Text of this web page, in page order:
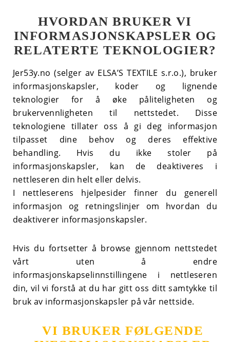
HVORDAN BRUKER VI
INFORMASJONSKAPSLER OG
RELATERTE TEKNOLOGIER?
Jer53y.no (selger av ELSA’S TEXTILE s.r.o.), bruker
informasjonskapsler, koder og lignende
teknologier for å øke påliteligheten og
brukervennligheten til nettstedet. Disse
teknologiene tillater oss å gi deg informasjon
tilpasset dine behov og deres effektive
behandling. Hvis du ikke stoler på
informasjonskapsler, kan de deaktiveres i
nettleseren din helt eller delvis.
I nettleserens hjelpesider finner du generell
informasjon og retningslinjer om hvordan du
deaktiverer informasjonskapsler.
Hvis du fortsetter å browse gjennom nettstedet
vårt uten å endre
informasjonskapselinnstillingene i nettleseren
din, vil vi forstå at du har gitt oss ditt samtykke til
bruk av informasjonskapsler på vår nettside.
VI BRUKER FØLGENDE